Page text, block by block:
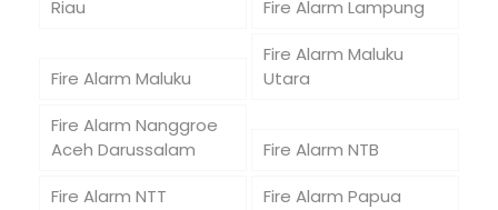
Riau
Fire Alarm Lampung
Fire Alarm Maluku
Fire Alarm Maluku
Utara
Fire Alarm Nanggroe
Aceh Darussalam
Fire Alarm NTB
Fire Alarm NTT
Fire Alarm Papua